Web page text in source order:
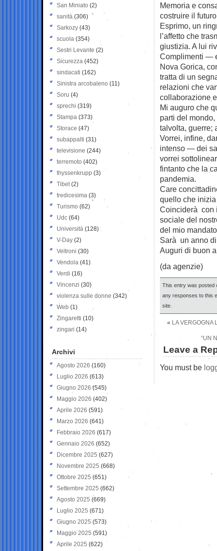
Memoria e
costruire il
Esprimo, un
l’affetto che
giustizia. A lui
Complimenti —
Nova Gorica,
tratta di un
relazioni che
collaborazione
Mi auguro che
parti del
talvolta, guerre;
Vorrei, infine,
intenso — dei
vorrei
fintanto che la
pandemia.
Care
quello che
Coinciderà con
sociale del
del mio
Sarà un anno
Auguri di buon
(da agenzie)
This entry was posted
any responses to this
site.
« LA VERGOGNA
“UN
Leave a
You must be
San Miniato (2)
sanità (306)
Sarkozy (43)
scuola (354)
Sestri Levante (2)
Sicurezza (452)
sindacati (162)
Sinistra arcobaleno (11)
Soru (4)
sprechi (319)
Stampa (373)
Storace (47)
subappalti (31)
televisione(244)
terremoto (402)
thyssenkrupp (3)
Tibet(2)
tredicesima (3)
Turismo (62)
Udc (64)
Università (128)
V-Day (2)
Veltroni (30)
Vendola (41)
Verdi (16)
Vincenzi (30)
violenza sulle donne (342)
Web (1)
Zingaretti (10)
zingari (14)
Archivi
Agosto 2026 (160)
Luglio 2026 (613)
Giugno 2026 (545)
Maggio 2026 (402)
Aprile 2026 (591)
Marzo 2026 (641)
Febbraio 2026 (617)
Gennaio 2026 (652)
Dicembre 2025 (627)
Novembre 2025 (668)
Ottobre 2025 (651)
Settembre 2025 (662)
Agosto 2025 (669)
Luglio 2025 (671)
Giugno 2025 (573)
Maggio 2025 (591)
Aprile 2025 (622)